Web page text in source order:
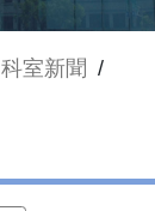
科室新聞 /